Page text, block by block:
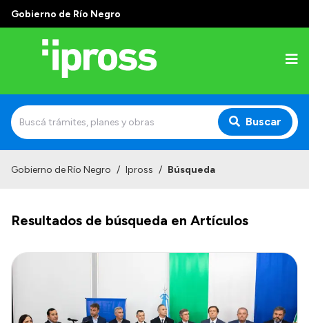
Gobierno de Río Negro
Buscar
¿Qué es IPROSS?
Autoridades
Presentación CV
Gobierno de Río Negro / Ipross / Búsqueda
Resultados de búsqueda en Artículos